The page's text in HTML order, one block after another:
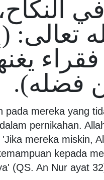
تعالى:
فقراء
فضله).
pada mereka yang
pernikahan.
mereka miskin,
kepada
(QS. An Nur ayat